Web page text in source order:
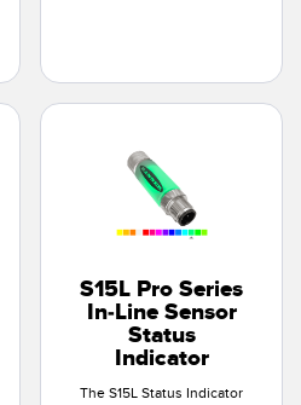
S15L Pro Series
In-Line Sensor
Status
Indicator
The S15L Status Indicator